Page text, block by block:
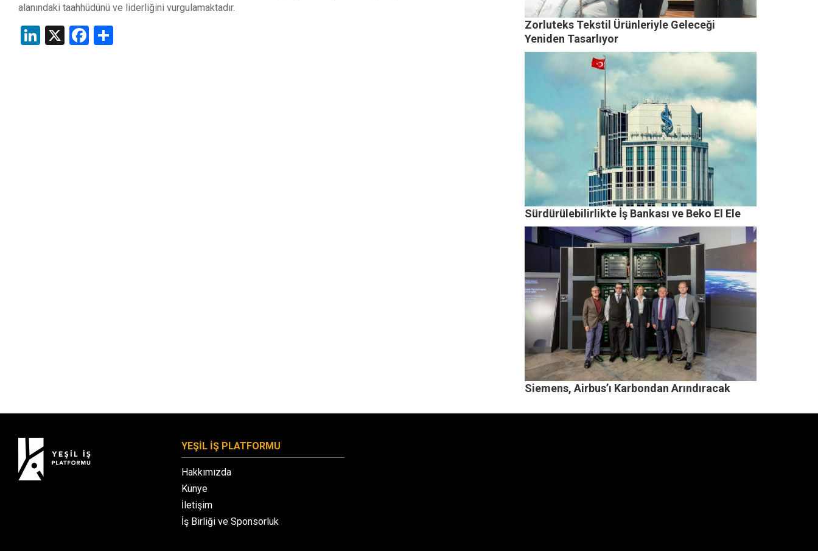
alanındaki taahhüdünü ve liderliğini vurgulamaktadır.
LinkedIn
X Facebook
Zorluteks Tekstil Ürünleriyle Geleceği
Yeniden Tasarlıyor
Sürdürülebilirlikte İş Bankası ve Beko El Ele
Siemens, Airbus’ı Karbondan Arındıracak
YEŞİL İŞ PLATFORMU
Hakkımızda
Künye
İletişim
İş Birliği ve Sponsorluk